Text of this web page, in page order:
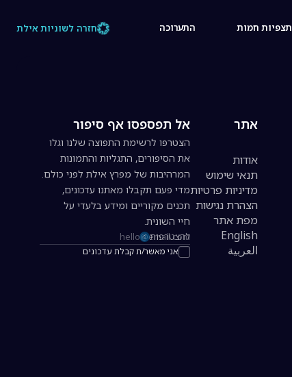
תצפיות חמות התערוכה חזרה לשוניות אילת
אתר
אודות
תנאי שימוש
מדיניות פרטיות
הצהרת נגישות
מפת אתר
English
العربية
אל תפספסו אף סיפור
הצטרפו לרשימת התפוצה שלנו וגלו
את הסיפורים, התגליות והתמונות
המרהיבות של מפרץ אילת לפני כולם.
מדי פעם תקבלו מאתנו עדכונים,
תכנים מקוריים ומידע בלעדי על
חיי השונית.
כתובת אימייל להרשמה לניוזלטר
אני מאשר/ת קבלת עדכונים
להצטרפות